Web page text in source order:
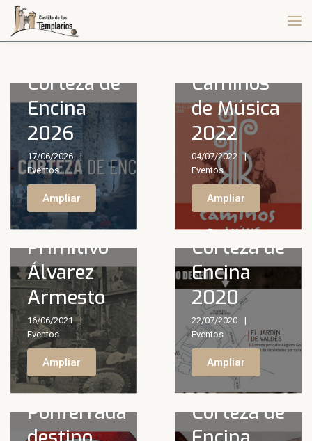
Corteza de
Encina
2026
17/06/2026
Eventos
Ampliar
Caminos
de Música
2022
04/07/2022
Eventos
Ampliar
Primitivo
Álvarez
Armesto
16/06/2021
Eventos
Ampliar
Corteza de
Encina
2020
22/07/2020
Eventos
Ampliar
Ponferrada
Corteza de